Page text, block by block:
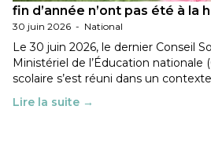
fin d’année n’ont pas été à la
30 juin 2026 - National
Le 30 juin 2026, le dernier Conseil
Ministériel de l’Éducation nationale
scolaire s’est réuni dans un
Lire la suite →